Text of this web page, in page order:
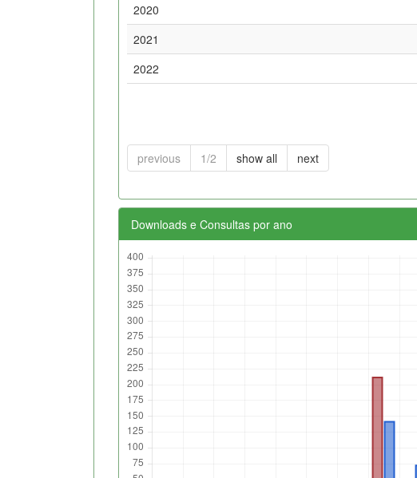
2020
2021
2022
previous 1/2 show all next
Downloads e Consultas por ano